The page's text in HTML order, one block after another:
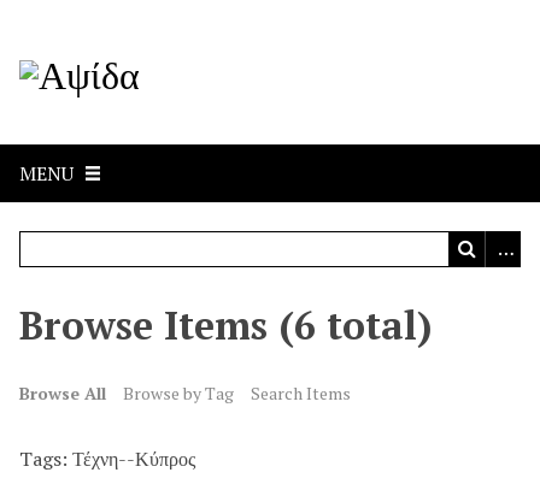
MENU
Browse Items (6 total)
Browse All Browse by Tag Search Items
Tags: Τέχνη--Κύπρος